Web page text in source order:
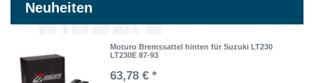
Neuheiten
Moturo Bremssattel hinten für Suzuki LT230
LT230E 87-93
63,78 € *